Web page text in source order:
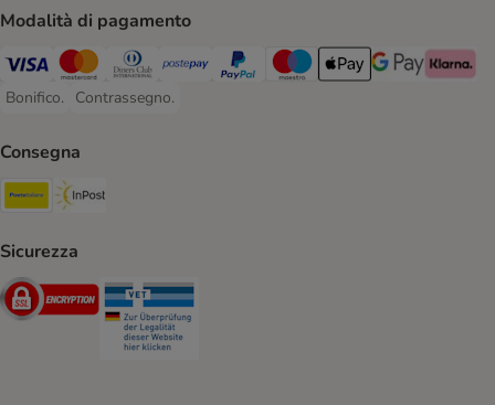
Modalità di pagamento
Visa. Payment Method
Mastercard. Payment Method
Diners Club. Payment Method
Postepay. Payment Method
PayPal. Payment Method
Maestro. Payment Method
Apple pay. Payment
Google Pay
Klarna
Bonifico.
Bonifico. Payment Method
Contrassegno.
Contrassegno. Payment Method
Consegna
Poste Italiane. Shipping Method
Sicurezza
Security